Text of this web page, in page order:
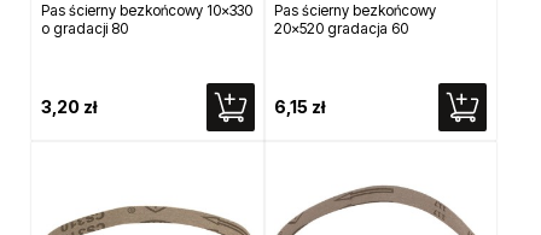
Pas ścierny bezkońcowy 10x330
o gradacji 80
3,20 zł
Pas ścierny bezkońcowy
20x520 gradacja 60
6,15 zł